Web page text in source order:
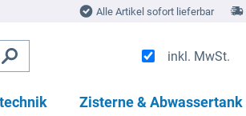
Alle Artikel sofort lieferbar
inkl. MwSt.
Zisterne & Abwassertank